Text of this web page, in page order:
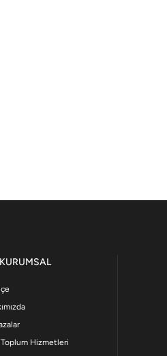
KURUMSAL
Hizmetleri